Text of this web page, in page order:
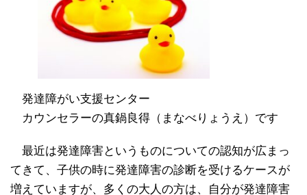
発達障がい支援センター
カウンセラーの真鍋良得（まなべりょうえ）です
最近は発達障害というものについての認知が広まっ
てきて、子供の時に発達障害の診断を受けるケースが
増えていますが、多くの大人の方は、自分が発達障害